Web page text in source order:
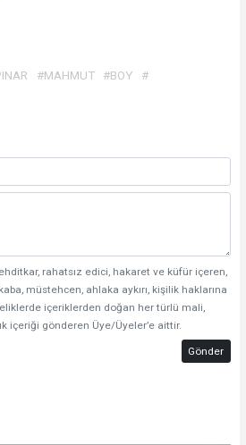
#MAHMUT #BOY #
rahatsız edici, hakaret ve küfür içeren,
müstehcen, ahlaka aykırı, kişilik haklarına
içeriklerden doğan her türlü mali,
içeriği gönderen Üye/Üyeler’e aittir.
Gönder